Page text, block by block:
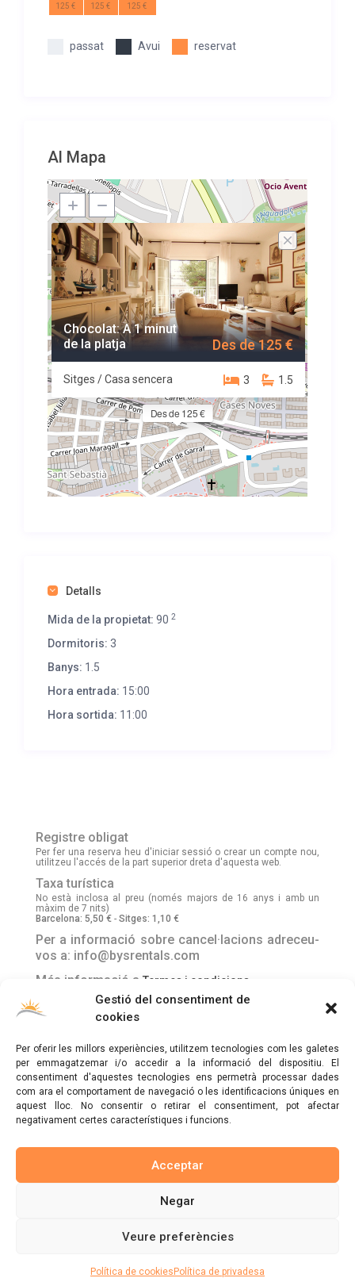
Gestió del consentiment de
cookies
Per oferir les millors experiències, utilitzem tecnologies com les galetes
per emmagatzemar i/o accedir a la informació del dispositiu. El
consentiment d'aquestes tecnologies ens permetrà processar dades
com ara el comportament de navegació o les identificacions úniques en
aquest lloc. No consentir o retirar el consentiment, pot afectar
negativament certes característiques i funcions.
Acceptar
Negar
Veure preferències
Política de cookies Política de privadesa
125 € 125 € 125 €
passat Avui reservat
Al Mapa
Des de 125 €
Chocolat: A 1 minut
de la platja
Sitges / Casa sencera 1.5
3
Des de 125 €
Detalls
Mida de la propietat: 902
Dormitoris: 3
Banys: 1.5
Hora entrada: 15:00
Hora sortida: 11:00
Registre obligat
Per fer una reserva heu d'iniciar sessió o crear un compte nou,
utilitzeu l'accés de la part superior dreta d'aquesta web.
Taxa turística
No està inclosa al preu (només majors de 16 anys i amb un
màxim de 7 nits)
Barcelona: 5,50 € -Sitges: 1,10 €
Per a informació sobre cancel·lacions adreceu-
vos a: info@bysrentals.com
Més informació aTermes i condicions
ByS Rentals es compromet a oferir un alt nivell d'experiència,
servei al client i atenció al detall al mercat de la reserva
d'allotjament.
© ByS Rentals 2022
Termes i condicions
per nit Reservar ara